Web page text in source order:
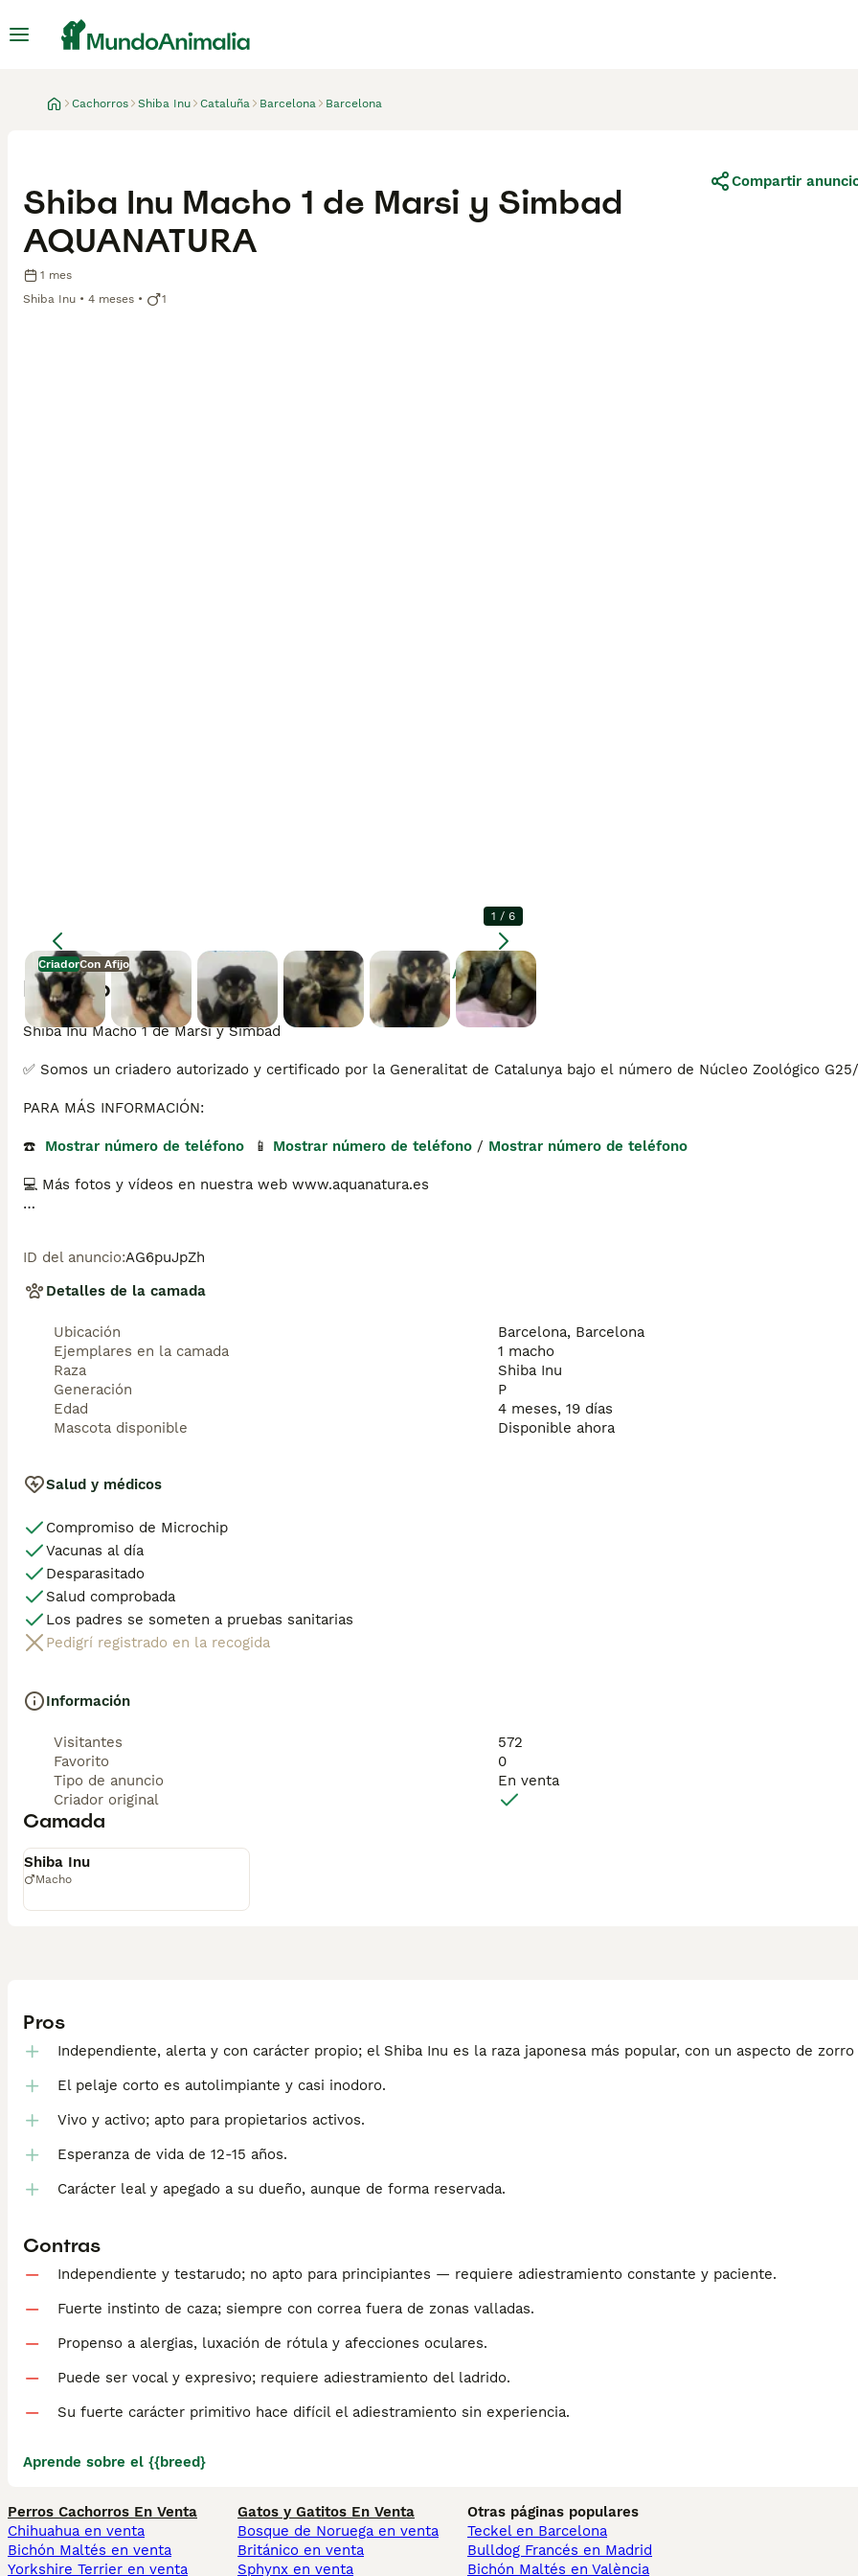
Cachorros Shiba Inu Cataluña Barcelona Barcelona
CriadorCon Afijo
Agrandar
1 / 6
Shiba Inu Macho 1 de Marsi y Simbad
AQUANATURA
1 mes
Shiba Inu
4 meses 1
Compartir
Descripción
Shiba Inu Macho 1 de Marsi y Simbad
✅ Somos un criadero autorizado y certificado por la Generalitat de Catalunya bajo el número de Núcleo Zoológico G25/
PARA MÁS INFORMACIÓN:
☎️ Mostrar número de teléfono
  📱
Mostrar número de teléfono / Mostrar número de teléfono
💻 Más fotos y vídeos en nuestra web www.aquanatura.es
📌 Calle Roger de Flor 45, muy cerca del Arc de Triomf de Barcelona, de Lunes a Sábados.
Se entregan con sus vacunas, desparasitados interna y externamente, con microchip y su registro, cartilla sanitaria y
AQUANATURA
ID del anuncio:AG6puJpZh
Detalles de la camada
Ubicación
Barcelona, Barcelona
Ejemplares en la camada
1 macho
Raza
Shiba Inu
Generación
P
Edad
4 meses, 19 días
Mascota disponible
Disponible ahora
Salud y médicos
Compromiso de Microchip
Vacunas al día
Desparasitado
Salud comprobada
Los padres se someten a pruebas sanitarias
Pedigrí registrado en la recogida
Información
Visitantes
572
Favorito
0
Tipo de anuncio
En venta
Criador original
Camada
Shiba Inu
Macho
Pros
Independiente, alerta y con carácter propio; el Shiba Inu es la raza japonesa más popular, con un aspecto de
El pelaje corto es autolimpiante y casi inodoro.
Vivo y activo; apto para propietarios activos.
Esperanza de vida de 12-15 años.
Carácter leal y apegado a su dueño, aunque de forma reservada.
Contras
Independiente y testarudo; no apto para principiantes — requiere adiestramiento constante y paciente.
Fuerte instinto de caza; siempre con correa fuera de zonas valladas.
Propenso a alergias, luxación de rótula y afecciones oculares.
Puede ser vocal y expresivo; requiere adiestramiento del ladrido.
Su fuerte carácter primitivo hace difícil el adiestramiento sin experiencia.
Aprende sobre el {{breed}
Perros Cachorros En Venta
Chihuahua en venta
Bichón Maltés en venta
Yorkshire Terrier en venta
Gatos y Gatitos En Venta
Bosque de Noruega en venta
Británico en venta
Sphynx en venta
Otras páginas populares
Teckel en Barcelona
Bulldog Francés en Madrid
Bichón Maltés en València